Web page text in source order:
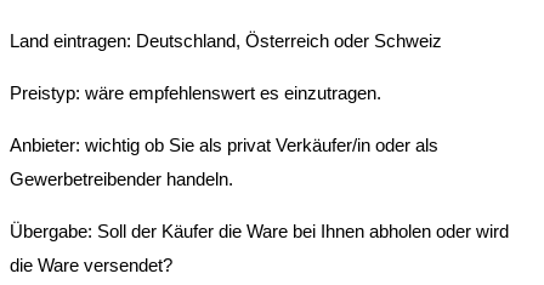
Land eintragen: Deutschland, Österreich oder Schweiz
Preistyp: wäre empfehlenswert es einzutragen.
Anbieter: wichtig ob Sie als privat Verkäufer/in oder als
Gewerbetreibender handeln.
Übergabe: Soll der Käufer die Ware bei Ihnen abholen oder wird
die Ware versendet?